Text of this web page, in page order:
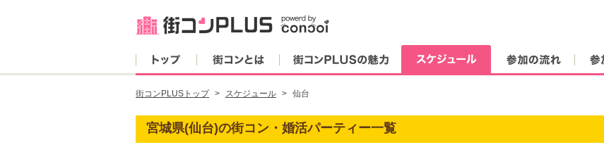
街コンとは 街コンPLUSの魅力 スケジュール 参加の流れ
街コンPLUSトップ スケジュール 仙台
宮城県(仙台)の街コン・婚活パーティー一覧